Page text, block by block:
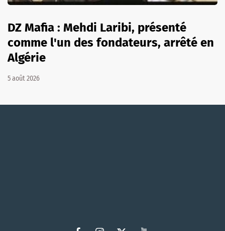
DZ Mafia : Mehdi Laribi, présenté
comme l'un des fondateurs, arrêté en
Algérie
5 août 2026